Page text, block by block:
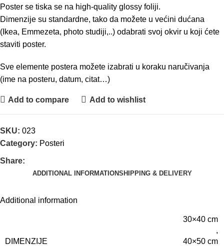
Poster se tiska se na high-quality glossy foliji.
Dimenzije su standardne, tako da možete u većini dućana
(Ikea, Emmezeta, photo studiji,..) odabrati svoj okvir u koji ćete
staviti poster.
Sve elemente postera možete izabrati u koraku naručivanja
(ime na posteru, datum, citat…)
Add to compare Add to wishlist
SKU: 023
Category: Posteri
Share:
ADDITIONAL INFORMATIONSHIPPING & DELIVERY
Additional information
DIMENZIJE
30×40 cm
,
40×50 cm